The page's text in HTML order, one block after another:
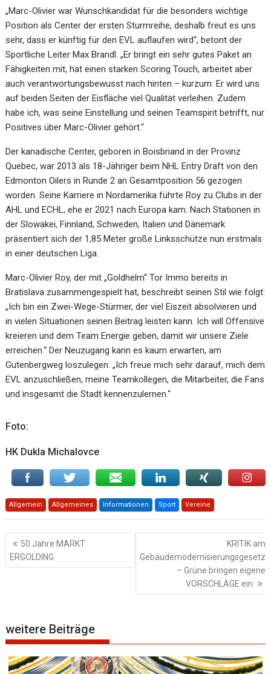
„Marc-Olivier war Wunschkandidat für die besonders wichtige
Position als Center der ersten Sturmreihe, deshalb freut es uns
sehr, dass er künftig für den EVL auflaufen wird“, betont der
Sportliche Leiter Max Brandl. „Er bringt ein sehr gutes Paket an
Fähigkeiten mit, hat einen starken Scoring Touch, arbeitet aber
auch verantwortungsbewusst nach hinten – kurzum: Er wird uns
auf beiden Seiten der Eisfläche viel Qualität verleihen. Zudem
habe ich, was seine Einstellung und seinen Teamspirit betrifft, nur
Positives über Marc-Olivier gehört.“
Der kanadische Center, geboren in Boisbriand in der Provinz
Quebec, war 2013 als 18-Jähriger beim NHL Entry Draft von den
Edmonton Oilers in Runde 2 an Gesamtposition 56 gezogen
worden. Seine Karriere in Nordamerika führte Roy zu Clubs in der
AHL und ECHL, ehe er 2021 nach Europa kam. Nach Stationen in
der Slowakei, Finnland, Schweden, Italien und Dänemark
präsentiert sich der 1,85 Meter große Linksschütze nun erstmals
in einer deutschen Liga.
Marc-Olivier Roy, der mit „Goldhelm“ Tor Immo bereits in
Bratislava zusammengespielt hat, beschreibt seinen Stil wie folgt:
„Ich bin ein Zwei-Wege-Stürmer, der viel Eiszeit absolvieren und
in vielen Situationen seinen Beitrag leisten kann. Ich will Offensive
kreieren und dem Team Energie geben, damit wir unsere Ziele
erreichen.“ Der Neuzugang kann es kaum erwarten, am
Gutenbergweg loszulegen: „Ich freue mich sehr darauf, mich dem
EVL anzuschließen, meine Teamkollegen, die Mitarbeiter, die Fans
und insgesamt die Stadt kennenzulernen.“
Foto:
HK Dukla Michalovce
Allgemein Allgemeines Informationen Sport Vereine
Beitragsnavigation
50 Jahre MARKT
ERGOLDING
KRITIK am
Gebäudemodernisierungsgesetz
– Grüne bringen eigene
VORSCHLÄGE ein
weitere Beiträge